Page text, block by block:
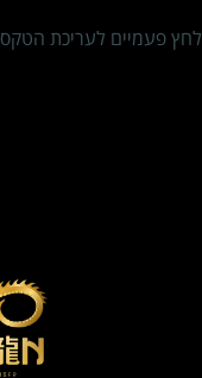
לחץ פעמיים לעריכת